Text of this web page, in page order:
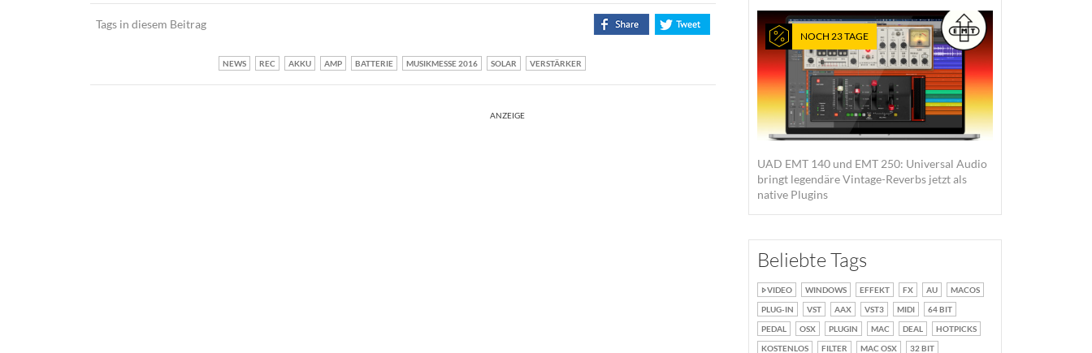
Tags in diesem Beitrag
NEWS REC AKKU AMP BATTERIE MUSIKMESSE 2016 SOLAR VERSTÄRKER
ANZEIGE
NOCH 23 TAGE
UAD EMT 140 und EMT 250: Universal Audio
bringt legendäre Vintage-Reverbs jetzt als
native Plugins
Beliebte Tags
VIDEO WINDOWS EFFEKT FX AU
MACOS
PLUG-IN
VST AAX VST3 MIDI
64 BIT
PEDAL
OSX PLUGIN MAC DEAL
HOTPICKS
KOSTENLOS
FILTER MAC OSX 32 BIT